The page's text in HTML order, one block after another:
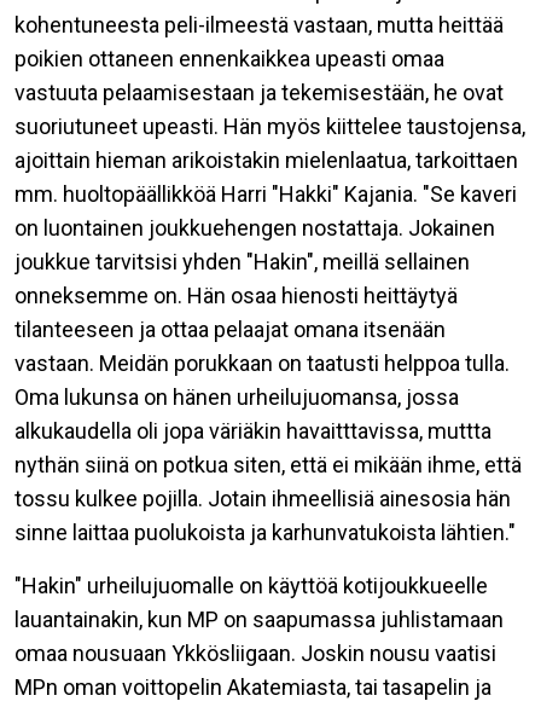
kohentuneesta peli-ilmeestä vastaan, mutta heittää
poikien ottaneen ennenkaikkea upeasti omaa
vastuuta pelaamisestaan ja tekemisestään, he ovat
suoriutuneet upeasti. Hän myös kiittelee taustojensa,
ajoittain hieman arikoistakin mielenlaatua, tarkoittaen
mm. huoltopäällikköä Harri "Hakki" Kajania. "Se kaveri
on luontainen joukkuehengen nostattaja. Jokainen
joukkue tarvitsisi yhden "Hakin", meillä sellainen
onneksemme on. Hän osaa hienosti heittäytyä
tilanteeseen ja ottaa pelaajat omana itsenään
vastaan. Meidän porukkaan on taatusti helppoa tulla.
Oma lukunsa on hänen urheilujuomansa, jossa
alkukaudella oli jopa väriäkin havaitttavissa, muttta
nythän siinä on potkua siten, että ei mikään ihme, että
tossu kulkee pojilla. Jotain ihmeellisiä ainesosia hän
sinne laittaa puolukoista ja karhunvatukoista lähtien."
"Hakin" urheilujuomalle on käyttöä kotijoukkueelle
lauantainakin, kun MP on saapumassa juhlistamaan
omaa nousuaan Ykkösliigaan. Joskin nousu vaatisi
MPn oman voittopelin Akatemiasta, tai tasapelin ja